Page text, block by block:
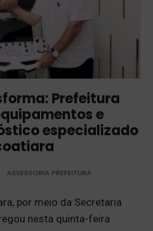
Prefeitura
e
especializado
ASSESSORIA PREFEITURA
por meio da Secretaria
nesta quinta-feira